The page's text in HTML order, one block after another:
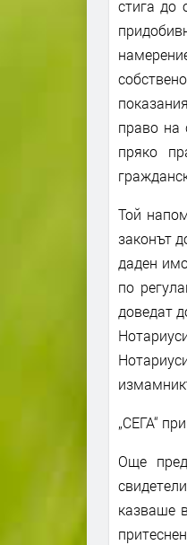
стига до
право на
пряко
Той
законът
даден
по
доведат
„СЕГА“
Още
казваше